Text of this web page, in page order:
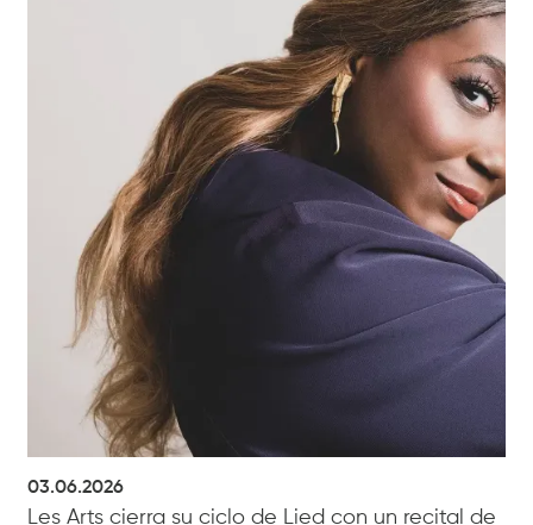
03.06.2026
Les Arts cierra su ciclo de Lied con un recital de